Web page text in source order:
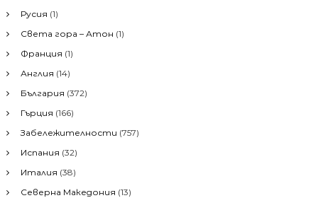
Русия (1)
Света гора – Атон (1)
Франция (1)
Англия (14)
България (372)
Гърция (166)
Забележителности (757)
Испания (32)
Италия (38)
Северна Македония (13)